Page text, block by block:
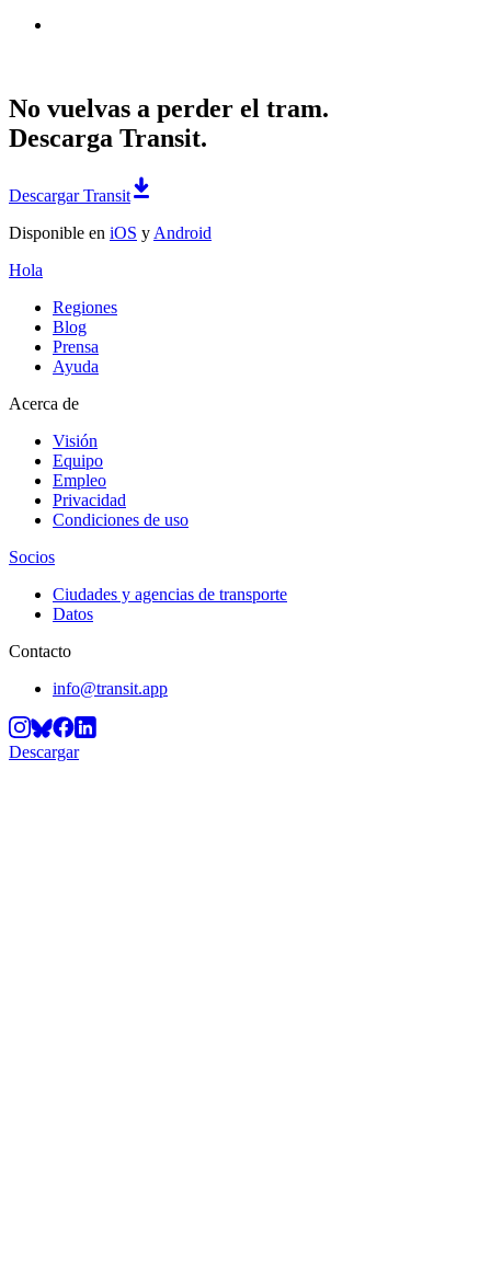
No vuelvas a perder el tram.
Descarga Transit.
Descargar Transit
Disponible en iOS y Android
Hola
Regiones
Blog
Prensa
Ayuda
Acerca de
Visión
Equipo
Empleo
Privacidad
Condiciones de uso
Socios
Ciudades y agencias de transporte
Datos
Contacto
info@transit.app
Descargar